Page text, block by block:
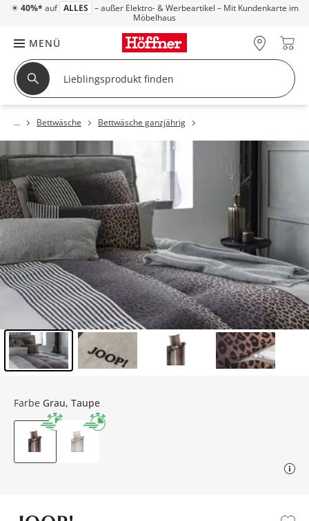
☀ 40%* auf ALLES – außer Elektro- & Werbeartikel – Mit Kundenkarte im
Möbelhaus
MENÜ
Bettwäsche Bettwäsche ganzjährig
Farbe Grau, Taupe